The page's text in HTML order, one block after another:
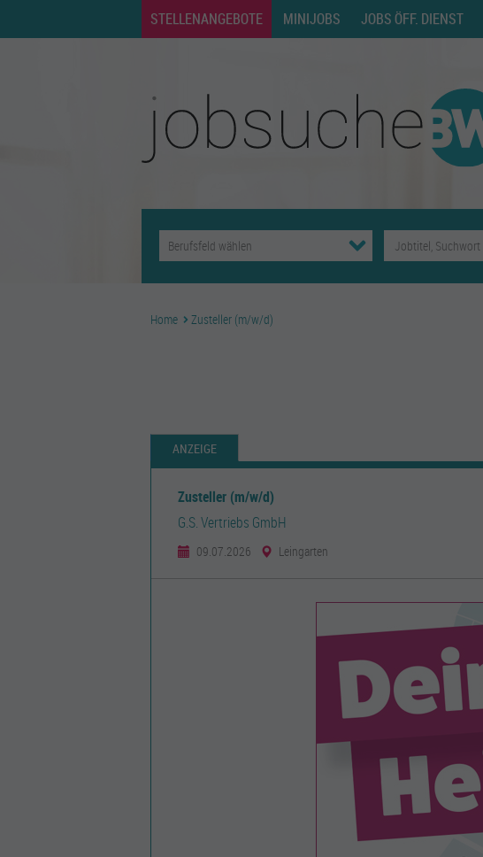
STELLENANGEBOTE MINIJOBS JOBS ÖFF. DIENST
Home Zusteller (m/w/d)
ANZEIGE
Zusteller (m/w/d)
G.S. Vertriebs GmbH
09.07.2026 Leingarten